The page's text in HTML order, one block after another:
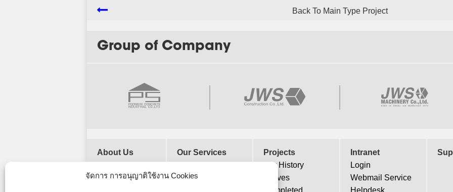
จัดการ การอนุญาติใช้งาน Cookies
Back To Main Type Project
Group of Company
About Us
Vision and
Our Services
Projects
Our History
Actives
Intranet
Login
Webmail Service